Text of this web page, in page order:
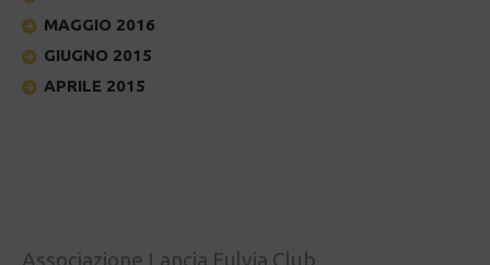
MAGGIO 2016
GIUGNO 2015
APRILE 2015
Associazione Lancia Fulvia Club